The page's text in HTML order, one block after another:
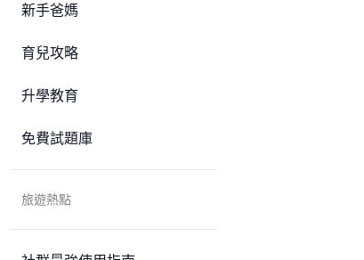
新手爸媽
育兒攻略
升學教育
免費試題庫
旅遊熱點